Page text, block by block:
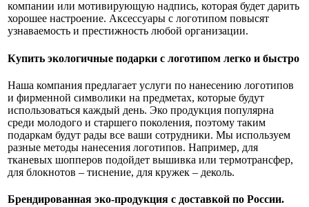
компании или мотивирующую надпись, которая будет дарить
хорошее настроение. Аксессуары с логотипом повысят
узнаваемость и престижность любой организации.
Купить экологичные подарки с логотипом легко и быстро
Наша компания предлагает услуги по нанесению логотипов
и фирменной символики на предметах, которые будут
использоваться каждый день. Эко продукция популярна
среди молодого и старшего поколения, поэтому таким
подаркам будут рады все ваши сотрудники. Мы используем
разные методы нанесения логотипов. Например, для
тканевых шопперов подойдет вышивка или термотрансфер,
для блокнотов – тиснение, для кружек – деколь.
Брендированная эко-продукция с доставкой по России.